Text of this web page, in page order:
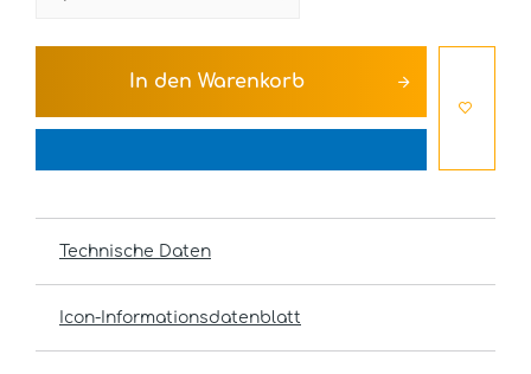
In den Warenkorb
Technische Daten
Icon-Informationsdatenblatt